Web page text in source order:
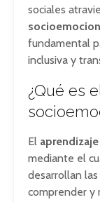
sociales
fundamental
inclusiva y
¿Qué es
El
mediante el
desarrollan
comprender y